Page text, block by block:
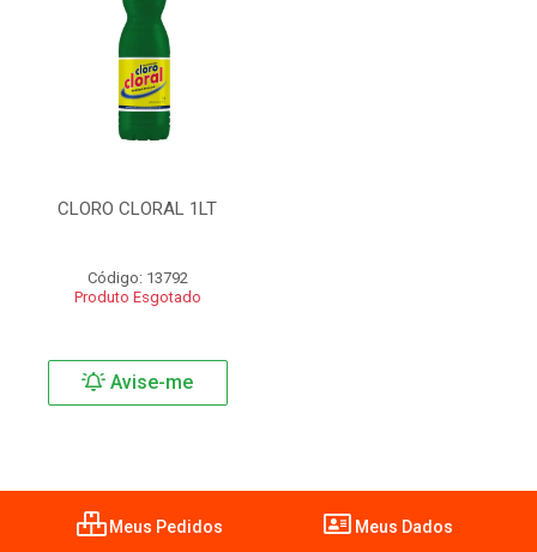
CLORO CLORAL 1LT
Código: 13792
Produto Esgotado
Avise-me
Meus Pedidos Meus Dados